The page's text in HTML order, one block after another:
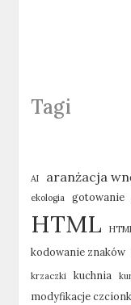
Tagi
AI aranżacja
ekologia gotowanie
HTML
kodowanie znaków
krzaczki kuchnia
modyfikacje